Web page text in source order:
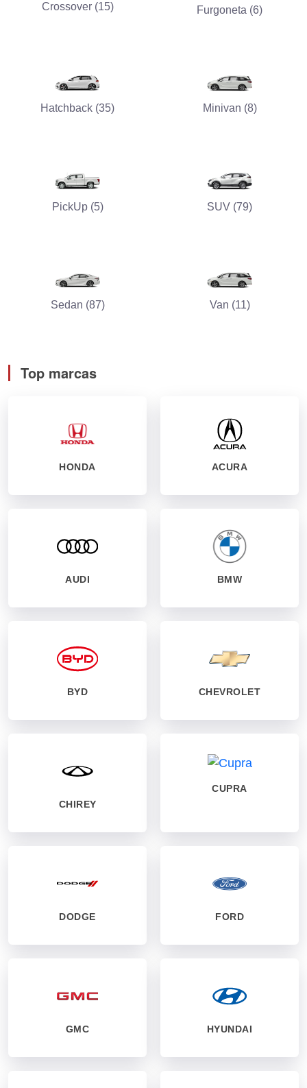
Crossover (15) Furgoneta (6)
Hatchback (35) Minivan (8)
PickUp (5) SUV (79)
Sedan (87) Van (11)
Top marcas
HONDA ACURA
AUDI BMW
BYD CHEVROLET
CHIREY
CUPRA
DODGE FORD
GMC HYUNDAI